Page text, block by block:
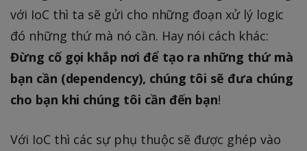
với IoC thì ta sẽ gửi cho những đoạn xử lý logic
đó những thứ mà nó cần. Hay nói cách khác:
Đừng cố gọi khắp nơi để tạo ra những thứ mà
bạn cần (dependency), chúng tôi sẽ đưa chúng
cho bạn khi chúng tôi cần đến bạn!
Với IoC thì các sự phụ thuộc sẽ được ghép vào